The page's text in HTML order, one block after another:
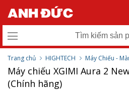
Trang chủ HIGHTECH Máy Chiếu -
Máy chiếu XGIMI Aura 2
(Chính hãng)